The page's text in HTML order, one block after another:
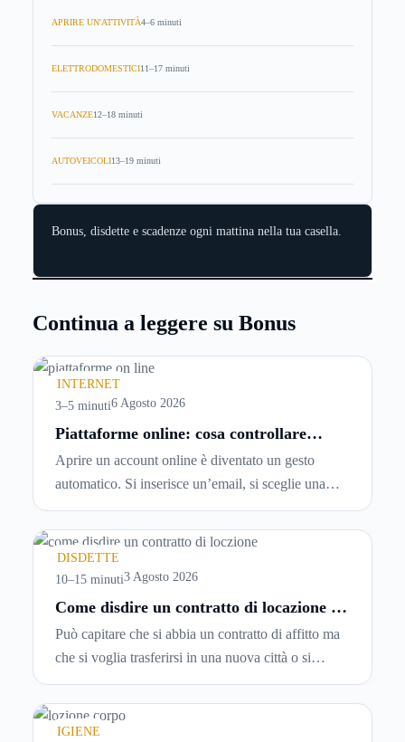
APRIRE UN'ATTIVITÀ4–6 minuti
ELETTRODOMESTICI11–17 minuti
VACANZE12–18 minuti
AUTOVEICOLI13–19 minuti
Bonus, disdette e scadenze ogni mattina nella tua casella.
Continua a leggere su Bonus
INTERNET
3–5 minuti6 Agosto 2026
Piattaforme online: cosa controllare
prima di iscriversi e usare servizi in
tempo reale
Aprire un account online è diventato un gesto
automatico. Si inserisce un’email, si sceglie una
password, si accetta una serie di condizioni senza
leggerle davvero. Tutto avviene in pochi minuti,
spesso senza che ci si fermi a capire dove si sta
entrando.
DISDETTE
10–15 minuti3 Agosto 2026
Come disdire un contratto di locazione in
modo corretto ed efficace
Può capitare che si abbia un contratto di affitto ma
che si voglia trasferirsi in una nuova città o si
abbiano problemi a pagare il canone, per cui si
comincia a cercare un’altra abitazione: è legittimo
chiedersi se è possibile
IGIENE